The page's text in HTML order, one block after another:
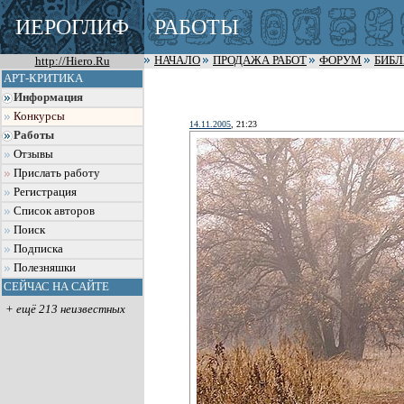
ИЕРОГЛИФ РАБОТЫ
http://Hiero.Ru НАЧАЛО ПРОДАЖА РАБОТ ФОРУМ
АРТ-КРИТИКА
Информация
Конкурсы
Работы
Отзывы
Прислать работу
Регистрация
Список авторов
Поиск
Подписка
Полезняшки
СЕЙЧАС НА САЙТЕ
+ ещё 213 неизвестных
14.11.2005 , 21:23